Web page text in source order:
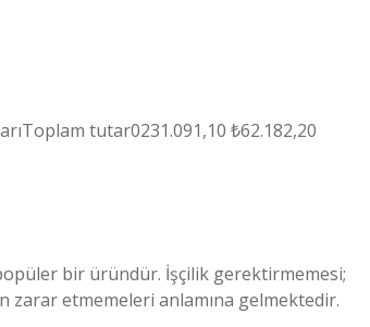
tutar0231.091,10 ₺62.182,20
bir üründür. İşçilik gerektirmemesi;
zarar etmemeleri anlamına gelmektedir.